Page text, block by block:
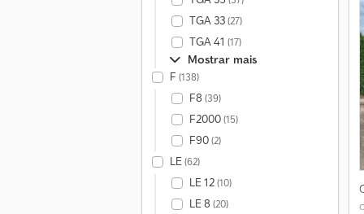
TGA 33(27)
TGA 41 (17)
Mostrar mais
F (138)
F8 (39)
F2000(15)
F90(2)
LE(62)
LE 12(10)
LE 8 (20)